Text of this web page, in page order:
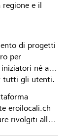
e il
di progetti
per
iniziatori né ai
tutti gli utenti.
eroilocali.ch
rivolgiti alla